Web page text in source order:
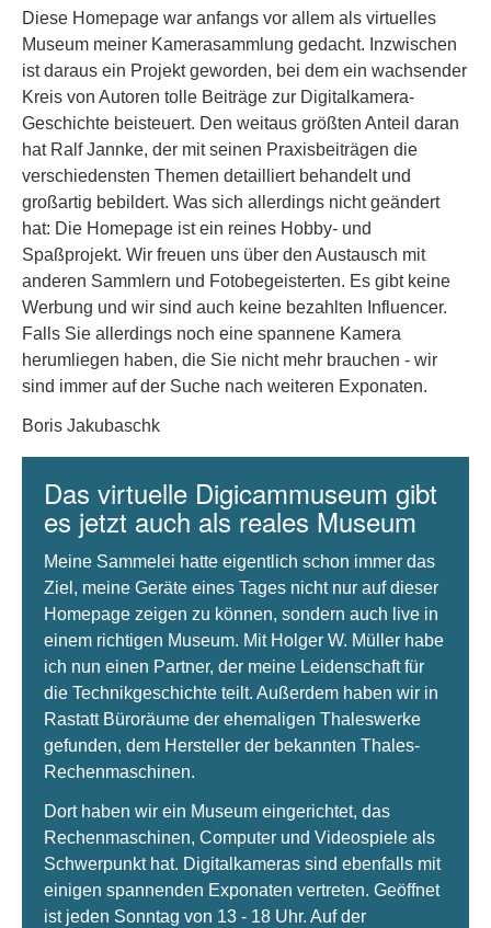
Diese Homepage war anfangs vor allem als virtuelles
Museum meiner Kamerasammlung gedacht. Inzwischen
ist daraus ein Projekt geworden, bei dem ein wachsender
Kreis von Autoren tolle Beiträge zur Digitalkamera-
Geschichte beisteuert. Den weitaus größten Anteil daran
hat Ralf Jannke, der mit seinen Praxisbeiträgen die
verschiedensten Themen detailliert behandelt und
großartig bebildert. Was sich allerdings nicht geändert
hat: Die Homepage ist ein reines Hobby- und
Spaßprojekt. Wir freuen uns über den Austausch mit
anderen Sammlern und Fotobegeisterten. Es gibt keine
Werbung und wir sind auch keine bezahlten Influencer.
Falls Sie allerdings noch eine spannene Kamera
herumliegen haben, die Sie nicht mehr brauchen - wir
sind immer auf der Suche nach weiteren Exponaten.
Boris Jakubaschk
Das virtuelle Digicammuseum gibt
es jetzt auch als reales Museum
Meine Sammelei hatte eigentlich schon immer das
Ziel, meine Geräte eines Tages nicht nur auf dieser
Homepage zeigen zu können, sondern auch live in
einem richtigen Museum. Mit Holger W. Müller habe
ich nun einen Partner, der meine Leidenschaft für
die Technikgeschichte teilt. Außerdem haben wir in
Rastatt Büroräume der ehemaligen Thaleswerke
gefunden, dem Hersteller der bekannten Thales-
Rechenmaschinen.
Dort haben wir ein Museum eingerichtet, das
Rechenmaschinen, Computer und Videospiele als
Schwerpunkt hat. Digitalkameras sind ebenfalls mit
einigen spannenden Exponaten vertreten. Geöffnet
ist jeden Sonntag von 13 - 18 Uhr. Auf der